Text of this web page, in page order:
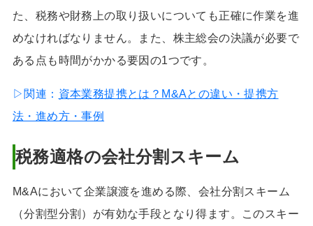
た、税務や財務上の取り扱いについても正確に作業を進
めなければなりません。また、株主総会の決議が必要で
ある点も時間がかかる要因の1つです。
▷関連： 資本業務提携とは？M&Aとの違い・提携方
法・進め方・事例
税務適格の会社分割スキーム
M&Aにおいて企業譲渡を進める際、会社分割スキーム
（分割型分割）が有効な手段となり得ます。このスキー